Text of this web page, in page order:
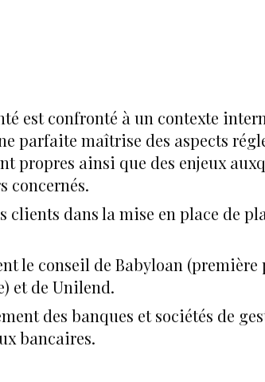
est confronté à un contexte
parfaite maîtrise des aspects
propres ainsi que des enjeux
concernés.
clients dans la mise en place de
le conseil de Babyloan (première
et de Unilend.
des banques et sociétés de
bancaires.